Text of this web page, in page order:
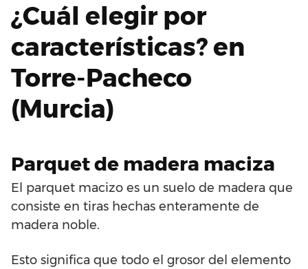
¿Cuál elegir por
características? en
Torre-Pacheco
(Murcia)
Parquet de madera maciza
El parquet macizo es un suelo de madera que
consiste en tiras hechas enteramente de
madera noble.
Esto significa que todo el grosor del elemento